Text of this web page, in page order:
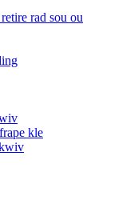
rad sou ou
kle